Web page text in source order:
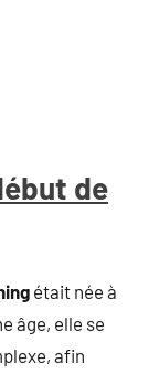
de
était née à
âge, elle se
afin